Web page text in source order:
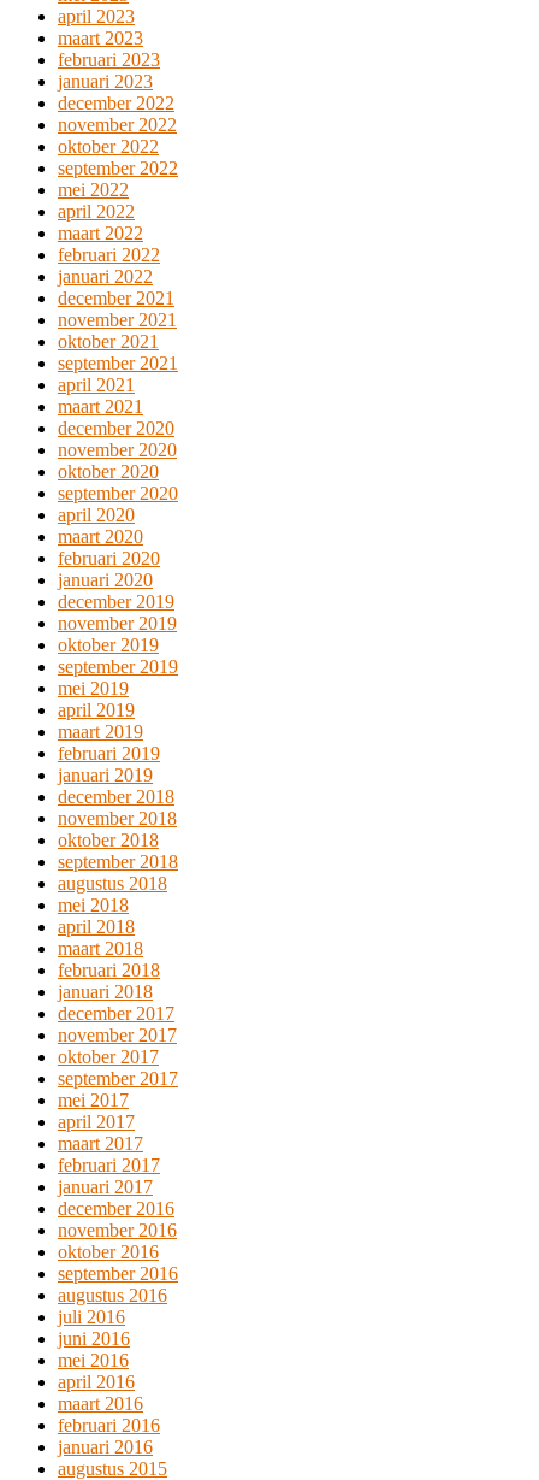
april 2023
maart 2023
februari 2023
januari 2023
december 2022
november 2022
oktober 2022
september 2022
mei 2022
april 2022
maart 2022
februari 2022
januari 2022
december 2021
november 2021
oktober 2021
september 2021
april 2021
maart 2021
december 2020
november 2020
oktober 2020
september 2020
april 2020
maart 2020
februari 2020
januari 2020
december 2019
november 2019
oktober 2019
september 2019
mei 2019
april 2019
maart 2019
februari 2019
januari 2019
december 2018
november 2018
oktober 2018
september 2018
augustus 2018
mei 2018
april 2018
maart 2018
februari 2018
januari 2018
december 2017
november 2017
oktober 2017
september 2017
mei 2017
april 2017
maart 2017
februari 2017
januari 2017
december 2016
november 2016
oktober 2016
september 2016
augustus 2016
juli 2016
juni 2016
mei 2016
april 2016
maart 2016
februari 2016
januari 2016
augustus 2015